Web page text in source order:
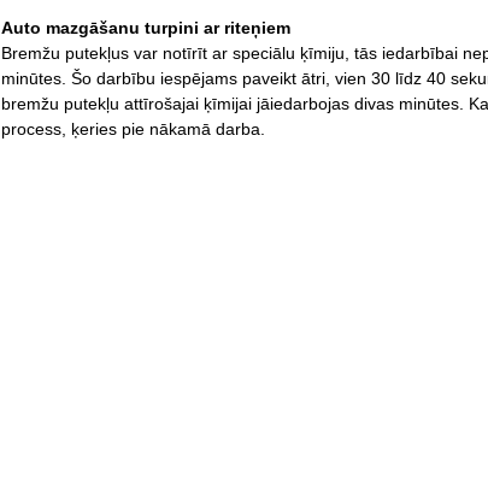
Auto mazgāšanu turpini ar riteņiem
Bremžu putekļus var notīrīt ar speciālu ķīmiju, tās iedarbībai
minūtes. Šo darbību iespējams paveikt ātri, vien 30 līdz 40
bremžu putekļu attīrošajai ķīmijai jāiedarbojas divas minūtes.
process, ķeries pie nākamā darba.